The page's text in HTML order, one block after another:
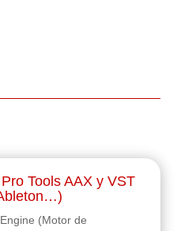
Tools AAX y VST
(Motor de